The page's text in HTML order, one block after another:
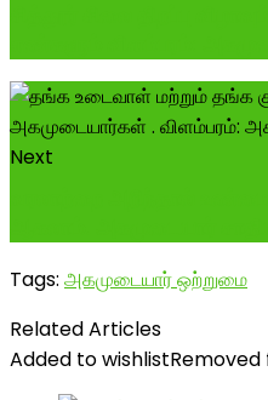
Next
Tags: அகமுடையார் ஒற்றுமை
Related Articles
Added to wishlist